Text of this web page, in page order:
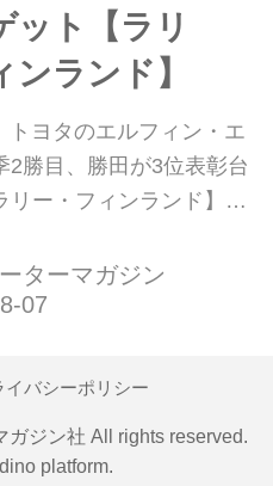
ット【ラリ
ンランド】
トヨタのエルフィン・エ
2勝目、勝田が3位表彰台
リー・フィンランド】
手権第9戦ラリー・フィ
同国中部のユバスキラを
が優勝、2位にヒョンデ
貴元が入った。王者カッ
ラはまさかのリタイア...
ターマガジン
イバシーポリシー
ジン社 All rights reserved.
platform.